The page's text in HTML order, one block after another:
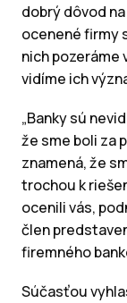
dobrý dôvod
ocenené firmy
nich pozeráme
vidíme ich
„Banky sú
že sme boli za
znamená, že
trochou k
ocenili vás,
člen
firemného
Súčasťou